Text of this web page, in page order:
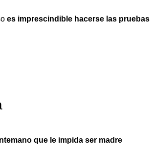
es imprescindible hacerse las pruebas
que le impida ser madre